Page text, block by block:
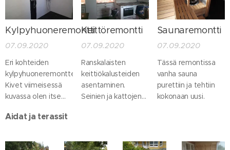
Kylpyhuoneremontti
07.09.2020
Eri kohteiden
kylpyhuoneremontteja.
Kivet viimeisessä
kuvassa olen itse
keraamisesta
Keittöremontti
07.09.2020
Ranskalaisten
keittiökalusteiden
asentaminen.
Seinien ja kattojen
tehty itse.
Saunaremontti
07.09.2020
Tässä remontissa
vanha sauna
purettiin ja tehtiin
kokonaan uusi.
Aidat ja terassit